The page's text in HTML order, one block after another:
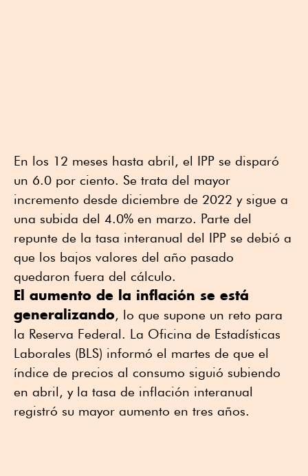
En los 12 meses hasta abril, el IPP se disparó
un 6.0 por ciento. Se trata del mayor
incremento desde diciembre de 2022 y sigue a
una subida del 4.0% en marzo. Parte del
repunte de la tasa interanual del IPP se debió a
que los bajos valores del año pasado
quedaron fuera del cálculo.
El aumento de la inflación se está
generalizando, ⁠lo que supone un reto para
la Reserva Federal. ⁠La Oficina de Estadísticas
Laborales (BLS) informó el ⁠martes de que el
índice de precios al consumo siguió subiendo
en abril, y la tasa ⁠de inflación interanual
registró su mayor aumento en tres años.